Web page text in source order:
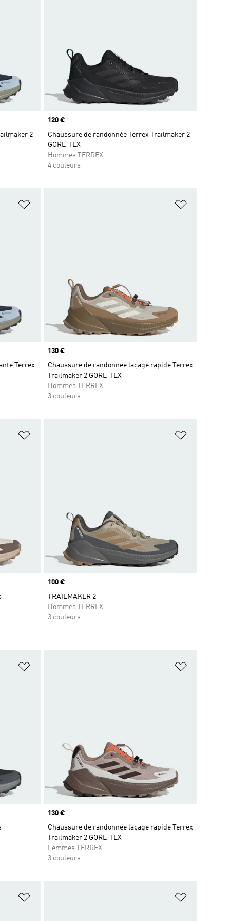
2
Prix
120 €
Chaussure de randonnée Terrex Trailmaker 2
GORE-TEX
Hommes TERREX
4 couleurs
Terrex
Prix
130 €
Chaussure de randonnée laçage rapide Terrex
Trailmaker 2 GORE-TEX
Hommes TERREX
3 couleurs
Prix
100 €
TRAILMAKER 2
Hommes TERREX
3 couleurs
Prix
130 €
Chaussure de randonnée laçage rapide Terrex
Trailmaker 2 GORE-TEX
Femmes TERREX
3 couleurs